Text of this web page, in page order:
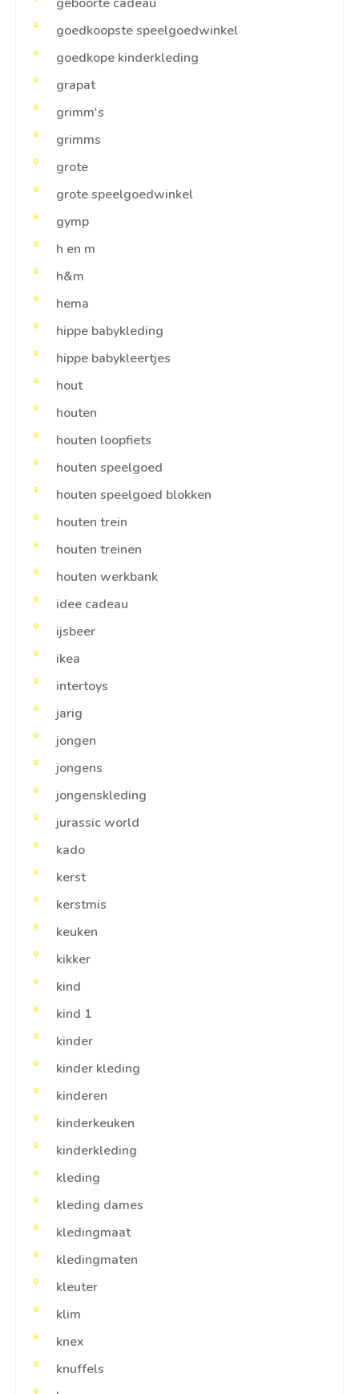
goedkoopste speelgoedwinkel
goedkope kinderkleding
grapat
grimm's
grimms
grote
grote speelgoedwinkel
gymp
h en m
h&m
hema
hippe babykleding
hippe babykleertjes
hout
houten
houten loopfiets
houten speelgoed
houten speelgoed blokken
houten trein
houten treinen
houten werkbank
idee cadeau
ijsbeer
ikea
intertoys
jarig
jongen
jongens
jongenskleding
jurassic world
kado
kerst
kerstmis
keuken
kikker
kind
kind 1
kinder
kinder kleding
kinderen
kinderkeuken
kinderkleding
kleding
kleding dames
kledingmaat
kledingmaten
kleuter
klim
knex
knuffels